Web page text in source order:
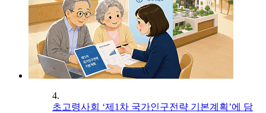
4.
초고령사회 ‘제1차 국가인구전략 기본계획’에 담